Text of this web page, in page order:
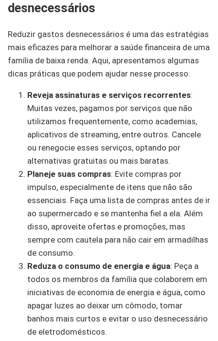
desnecessários
Reduzir gastos desnecessários é uma das estratégias
mais eficazes para melhorar a saúde financeira de uma
família de baixa renda. Aqui, apresentamos algumas
dicas práticas que podem ajudar nesse processo:
Reveja assinaturas e serviços recorrentes:
Muitas vezes, pagamos por serviços que não
utilizamos frequentemente, como academias,
aplicativos de streaming, entre outros. Cancele
ou renegocie esses serviços, optando por
alternativas gratuitas ou mais baratas.
Planeje suas compras: Evite compras por
impulso, especialmente de itens que não são
essenciais. Faça uma lista de compras antes de ir
ao supermercado e se mantenha fiel a ela. Além
disso, aproveite ofertas e promoções, mas
sempre com cautela para não cair em armadilhas
de consumo.
Reduza o consumo de energia e água: Peça a
todos os membros da família que colaborem em
iniciativas de economia de energia e água, como
apagar luzes ao deixar um cômodo, tomar
banhos mais curtos e evitar o uso desnecessário
de eletrodomésticos.